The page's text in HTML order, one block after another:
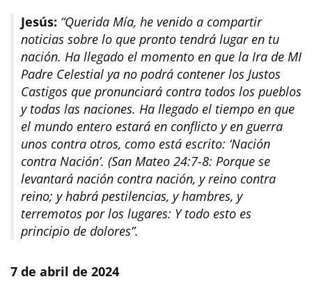
Jesús: “Querida Mía, he venido a compartir
noticias sobre lo que pronto tendrá lugar en tu
nación. Ha llegado el momento en que la Ira de MI
Padre Celestial ya no podrá contener los Justos
Castigos que pronunciará contra todos los pueblos
y todas las naciones. Ha llegado el tiempo en que
el mundo entero estará en conflicto y en guerra
unos contra otros, como está escrito: ‘Nación
contra Nación’. (San Mateo 24:7-8: Porque se
levantará nación contra nación, y reino contra
reino; y habrá pestilencias, y hambres, y
terremotos por los lugares: Y todo esto es
principio de dolores”.
7 de abril de 2024